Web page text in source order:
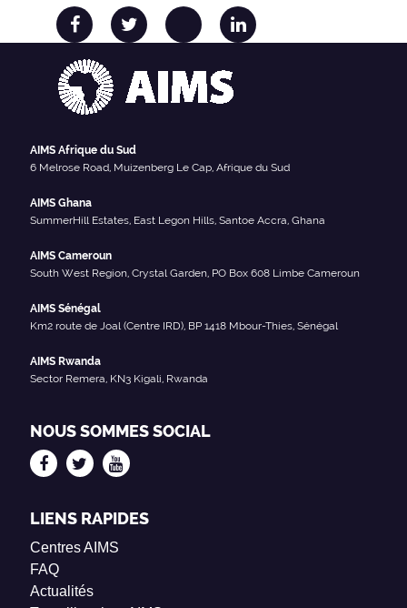
AIMS Afrique du Sud
6 Melrose Road, Muizenberg Le Cap, Afrique du Sud
AIMS Ghana
SummerHill Estates, East Legon Hills, Santoe Accra, Ghana
AIMS Cameroun
South West Region, Crystal Garden, PO Box 608 Limbe Cameroun
AIMS Sénégal
Km2 route de Joal (Centre IRD), BP 1418 Mbour-Thies, Sénégal
AIMS Rwanda
Sector Remera, KN3 Kigali, Rwanda
NOUS SOMMES SOCIAL
LIENS RAPIDES
Centres AIMS
FAQ
Actualités